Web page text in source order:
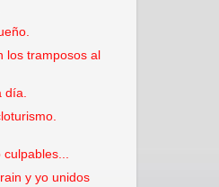
los tramposos al
día.
culpables...
y yo unidos